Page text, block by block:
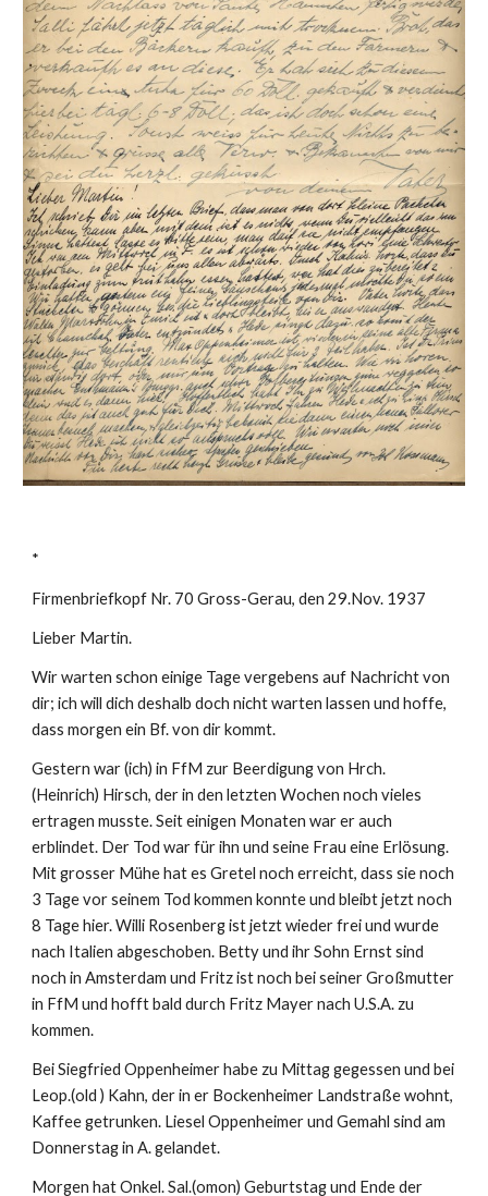
*
Firmenbriefkopf Nr. 70 Gross-Gerau, den 29.Nov. 1937
Lieber Martin.
Wir warten schon einige Tage vergebens auf Nachricht von
dir; ich will dich deshalb doch nicht warten lassen und hoffe,
dass morgen ein Bf. von dir kommt.
Gestern war (ich) in FfM zur Beerdigung von Hrch.
(Heinrich) Hirsch, der in den letzten Wochen noch vieles
ertragen musste. Seit einigen Monaten war er auch
erblindet. Der Tod war für ihn und seine Frau eine Erlösung.
Mit grosser Mühe hat es Gretel noch erreicht, dass sie noch
3 Tage vor seinem Tod kommen konnte und bleibt jetzt noch
8 Tage hier. Willi Rosenberg ist jetzt wieder frei und wurde
nach Italien abgeschoben. Betty und ihr Sohn Ernst sind
noch in Amsterdam und Fritz ist noch bei seiner Großmutter
in FfM und hofft bald durch Fritz Mayer nach U.S.A. zu
kommen.
Bei Siegfried Oppenheimer habe zu Mittag gegessen und bei
Leop.(old ) Kahn, der in er Bockenheimer Landstraße wohnt,
Kaffee getrunken. Liesel Oppenheimer und Gemahl sind am
Donnerstag in A. gelandet.
Morgen hat Onkel. Sal.(omon) Geburtstag und Ende der